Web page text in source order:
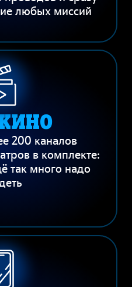
любых миссий
200 каналов
в комплекте:
так много надо